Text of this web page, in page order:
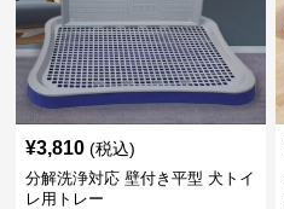
¥3,810 (税込)
分解洗浄対応 壁付き平型 犬トイ
レ用トレー